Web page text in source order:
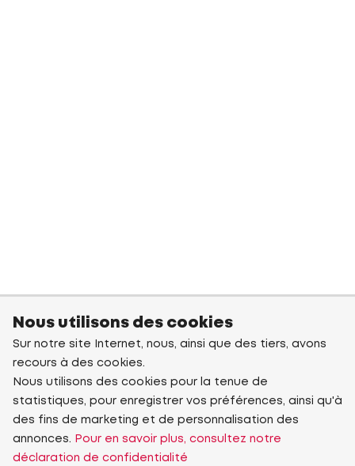
Nous utilisons des cookies
Sur notre site Internet, nous, ainsi que des tiers, avons
recours à des cookies.
Nous utilisons des cookies pour la tenue de
statistiques, pour enregistrer vos préférences, ainsi qu'à
des fins de marketing et de personnalisation des
annonces.
Pour en savoir plus, consultez notre
déclaration de confidentialité